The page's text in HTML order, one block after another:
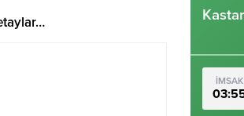
İMSAK